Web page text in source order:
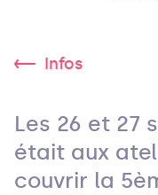
Infos
Les 26 et 27
était aux
couvrir la